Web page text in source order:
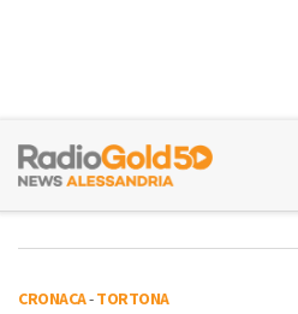
CRONACA-TORTONA